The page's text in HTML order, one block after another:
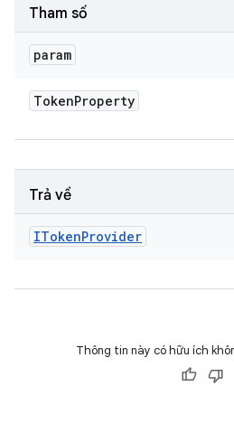
Tham số
param
TokenProperty
Trả về
ITokenProvider
Thông tin này có hữu ích